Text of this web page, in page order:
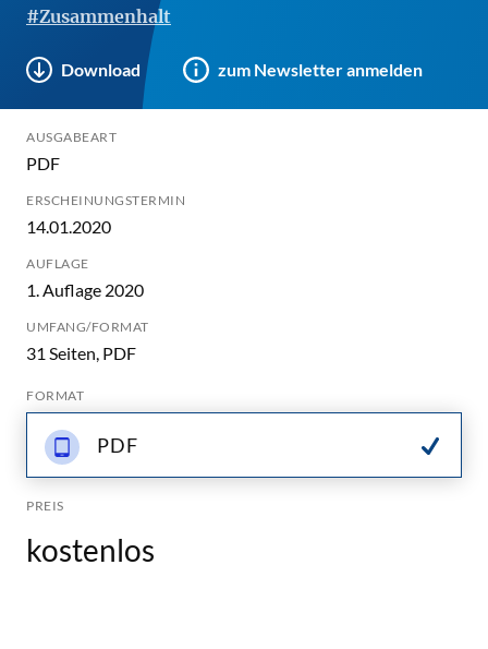
#Zusammenhalt
Download zum Newsletter anmelden
AUSGABEART
PDF
ERSCHEINUNGSTERMIN
14.01.2020
AUFLAGE
1. Auflage 2020
UMFANG/FORMAT
31 Seiten, PDF
FORMAT
PDF
PREIS
kostenlos